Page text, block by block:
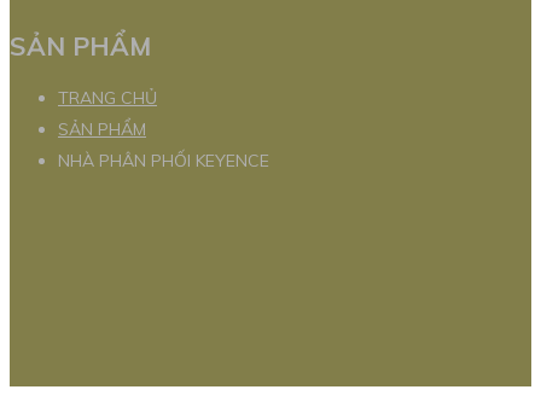
SẢN PHẨM
TRANG CHỦ
SẢN PHẨM
NHÀ PHÂN PHỐI KEYENCE